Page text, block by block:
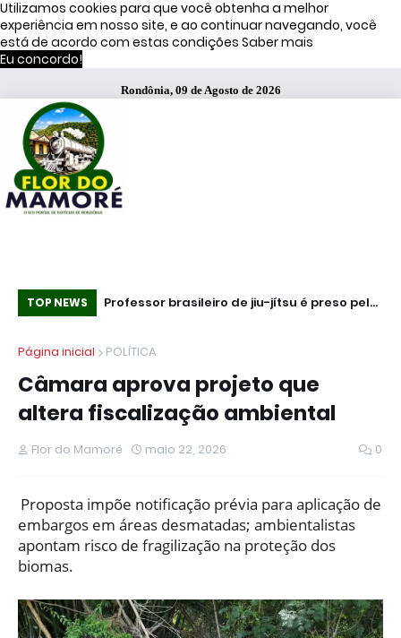
Utilizamos cookies para que você obtenha a melhor
experiência em nosso site, e ao continuar navegando, você
está de acordo com estas condições Saber mais
Eu concordo!
Rondônia, 09 de Agosto de 2026
TOP NEWS
três
Professor brasileiro de jiu-jítsu é preso pelo
libertação
Página inicial
POLÍTICA
Câmara aprova projeto que
altera fiscalização ambiental
Flor do Mamoré maio 22, 2026 0
Proposta impõe notificação prévia para aplicação de
embargos em áreas desmatadas; ambientalistas
apontam risco de fragilização na proteção dos
biomas.